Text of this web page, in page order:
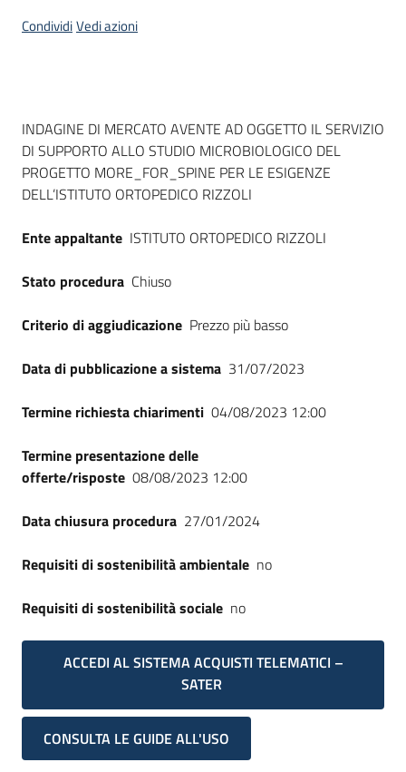
CondividiVedi azioni
Dati del bando
INDAGINE DI MERCATO AVENTE AD OGGETTO IL SERVIZIO
DI SUPPORTO ALLO STUDIO MICROBIOLOGICO DEL
PROGETTO MORE_FOR_SPINE PER LE ESIGENZE
DELL’ISTITUTO ORTOPEDICO RIZZOLI
Ente appaltante ISTITUTO ORTOPEDICO RIZZOLI
Stato procedura Chiuso
Criterio di aggiudicazione Prezzo più basso
Data di pubblicazione a sistema 31/07/2023
Termine richiesta chiarimenti 04/08/2023 12:00
Termine presentazione delle
offerte/risposte 08/08/2023 12:00
Data chiusura procedura 27/01/2024
Requisiti di sostenibilità ambientale no
Requisiti di sostenibilità sociale no
ACCEDI AL SISTEMA ACQUISTI TELEMATICI –
SATER
CONSULTA LE GUIDE ALL'USO